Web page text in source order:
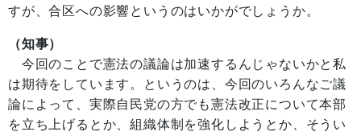
すが、合区への影響というのはいかがでしょうか。
（知事）
今回のことで憲法の議論は加速するんじゃないかと私
は期待をしています。というのは、今回のいろんなご議
論によって、実際自民党の方でも憲法改正について本部
を立ち上げるとか、組織体制を強化しようとか、そうい